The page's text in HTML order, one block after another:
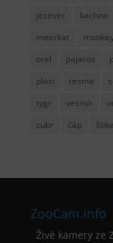
jezevec
kachna
meerkat
orel
pajaros
plazi
resma
tygr
vesmír
zubr
čáp štika
ZooCam.info
Živé kamery ze